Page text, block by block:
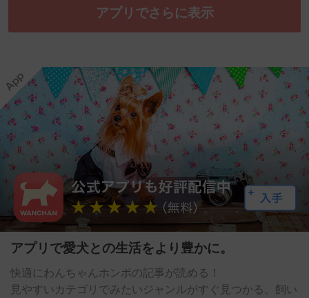
アプリでさらに表示
アプリで愛犬との生活をより豊かに。
快適にわんちゃんホンポの記事が読める！
見やすいカテゴリでみたいジャンルがすぐ見つかる。飼い